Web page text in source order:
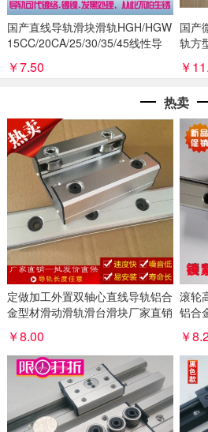
国产直线导轨滑块滑轨HGH/HGW
15CC/20CA/25/30/35/45线性导
￥7.50
国产
轨方
￥
热卖
定做加工外置双轴心直线导轨铝合
金型材滑动滑轨滑台滑块厂家直销
￥8.00
滚轮
铝合
￥